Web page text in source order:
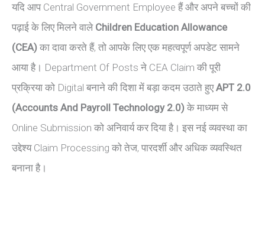
यदि आप Central Government Employee हैं और अपने बच्चों की
पढ़ाई के लिए मिलने वाले Children Education Allowance
(CEA) का दावा करते हैं, तो आपके लिए एक महत्वपूर्ण अपडेट सामने
आया है। Department Of Posts ने CEA Claim की पूरी
प्रक्रिया को Digital बनाने की दिशा में बड़ा कदम उठाते हुएAPT 2.0
(Accounts And Payroll Technology 2.0) के माध्यम से
Online Submission को अनिवार्य कर दिया है। इस नई व्यवस्था का
उद्देश्य Claim Processing को तेज, पारदर्शी और अधिक व्यवस्थित
बनाना है।